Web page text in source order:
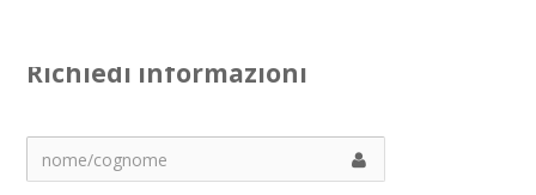
Richiedi informazioni